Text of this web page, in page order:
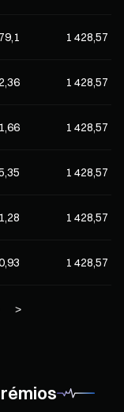
1 428,57
1 428,57
1 428,57
1 428,57
1 428,57
1 428,57
>